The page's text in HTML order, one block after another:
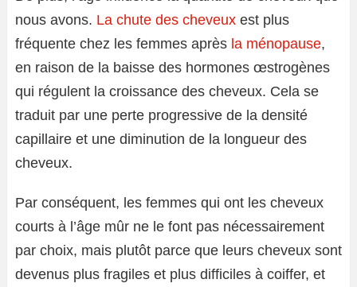
nous avons. La chute des cheveux est plus
fréquente chez les femmes après la ménopause,
en raison de la baisse des hormones œstrogènes
qui régulent la croissance des cheveux. Cela se
traduit par une perte progressive de la densité
capillaire et une diminution de la longueur des
cheveux.
Par conséquent, les femmes qui ont les cheveux
courts à l’âge mûr ne le font pas nécessairement
par choix, mais plutôt parce que leurs cheveux sont
devenus plus fragiles et plus difficiles à coiffer, et